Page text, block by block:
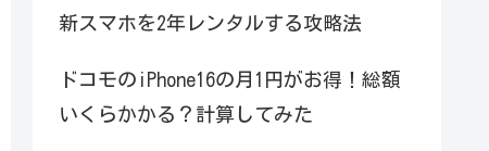
新スマホを2年レンタルする攻略法
ドコモのiPhone16の月1円がお得！総額
いくらかかる？計算してみた